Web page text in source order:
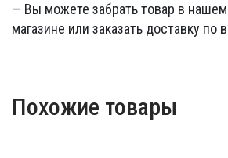
— Вы можете забрать товар в
магазине или заказать доставку по
Похожие товары